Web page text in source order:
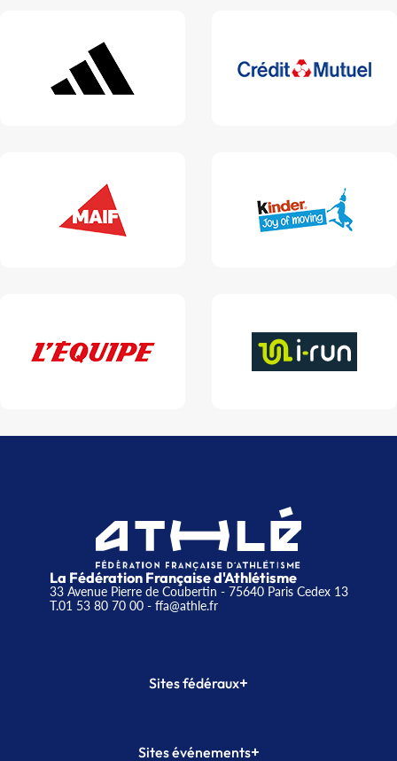
La Fédération Française d'Athlétisme
33 Avenue Pierre de Coubertin - 75640 Paris Cedex 13
T.01 53 80 70 00- ffa@athle.fr
Sites fédéraux+
Plateforme Formation
Sites événements+